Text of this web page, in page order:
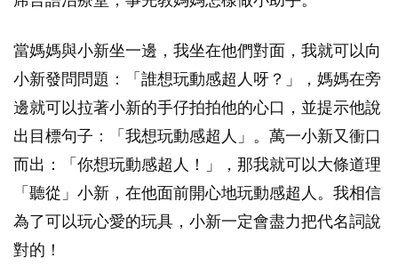
當媽媽與小新坐一邊，我坐在他們對面，我就可以向
小新發問問題：「誰想玩動感超人呀？」，媽媽在旁
邊就可以拉著小新的手仔拍拍他的心口，並提示他說
出目標句子：「我想玩動感超人」。萬一小新又衝口
而出：「你想玩動感超人！」，那我就可以大條道理
「聽從」小新，在他面前開心地玩動感超人。我相信
為了可以玩心愛的玩具，小新一定會盡力把代名詞說
對的！